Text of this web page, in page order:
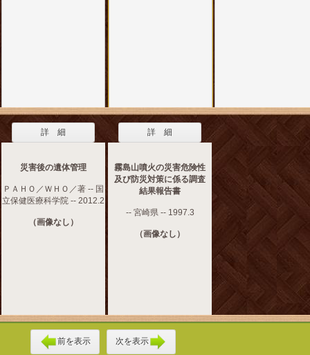
詳 細
災害後の遺体管理
ＰＡＨＯ／ＷＨＯ／著 -- 国
立保健医療科学院 -- 2012.2
（画像なし）
詳 細
霧島山噴火の災害危険性
及び防災対策に係る調査
結果報告書
-- 宮崎県 -- 1997.3
（画像なし）
前を表示 次を表示